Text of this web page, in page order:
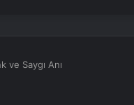
ve Saygı Anı